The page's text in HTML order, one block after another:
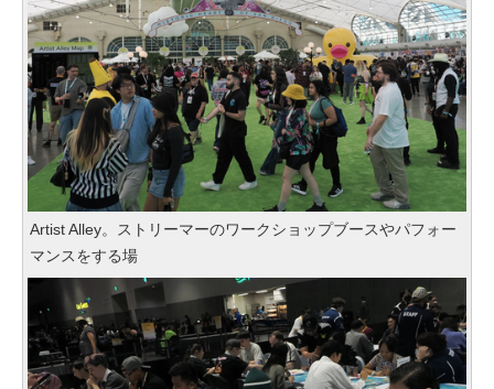
Artist Alley。ストリーマーのワークショップブースやパフォー
マンスをする場